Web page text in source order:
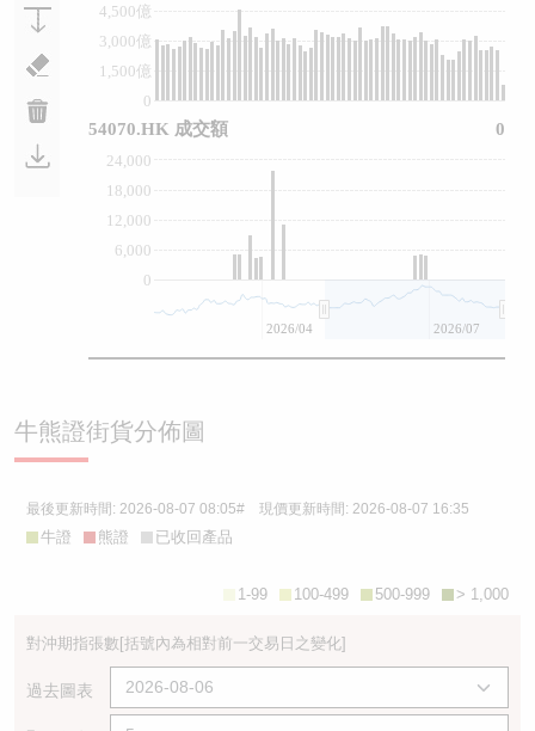
0
1,500億
3,000億
4,500億
0
6,000
12,000
18,000
24,000
2026/04 2026/07
54070.HK 成交額 0
牛熊證街貨分佈圖
最後更新時間: 2026-08-07 08:05# 現價更新時間: 2026-08-07 16:35
牛證 熊證 已收回產品
> 1,000
500-999
100-499
1-99
對沖期指張數[括號內為相對前一交易日之變化]
過去圖表